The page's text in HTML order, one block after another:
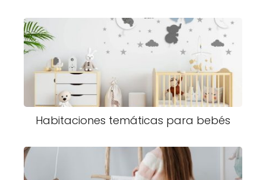
Habitaciones temáticas para bebés